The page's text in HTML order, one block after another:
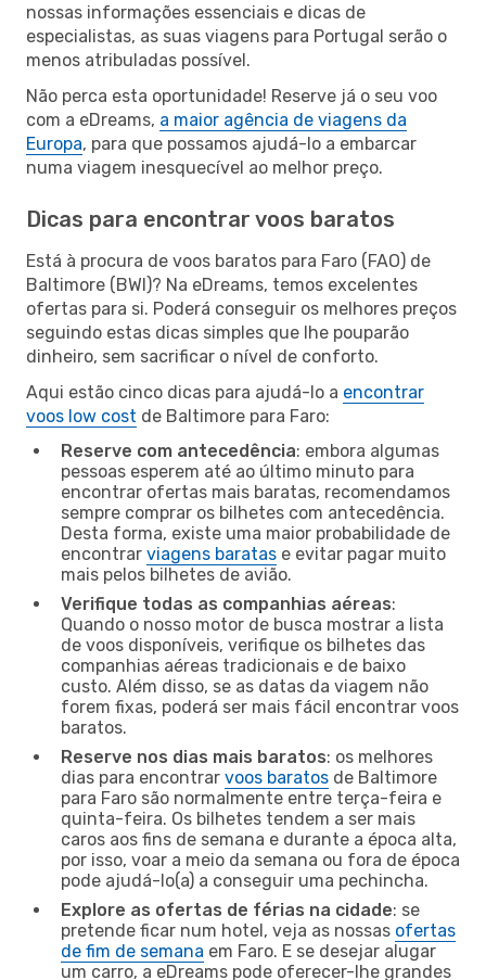
nossas informações essenciais e dicas de
especialistas, as suas viagens para Portugal serão o
menos atribuladas possível.
Não perca esta oportunidade! Reserve já o seu voo
com a eDreams, a maior agência de viagens da
Europa, para que possamos ajudá-lo a embarcar
numa viagem inesquecível ao melhor preço.
Dicas para encontrar voos baratos
Está à procura de voos baratos para Faro (FAO) de
Baltimore (BWI)? Na eDreams, temos excelentes
ofertas para si. Poderá conseguir os melhores preços
seguindo estas dicas simples que lhe pouparão
dinheiro, sem sacrificar o nível de conforto.
Aqui estão cinco dicas para ajudá-lo a encontrar
voos low cost de Baltimore para Faro:
Reserve com antecedência: embora algumas
pessoas esperem até ao último minuto para
encontrar ofertas mais baratas, recomendamos
sempre comprar os bilhetes com antecedência.
Desta forma, existe uma maior probabilidade de
encontrar viagens baratas e evitar pagar muito
mais pelos bilhetes de avião.
Verifique todas as companhias aéreas:
Quando o nosso motor de busca mostrar a lista
de voos disponíveis, verifique os bilhetes das
companhias aéreas tradicionais e de baixo
custo. Além disso, se as datas da viagem não
forem fixas, poderá ser mais fácil encontrar voos
baratos.
Reserve nos dias mais baratos: os melhores
dias para encontrar voos baratos de Baltimore
para Faro são normalmente entre terça-feira e
quinta-feira. Os bilhetes tendem a ser mais
caros aos fins de semana e durante a época alta,
por isso, voar a meio da semana ou fora de época
pode ajudá-lo(a) a conseguir uma pechincha.
Explore as ofertas de férias na cidade: se
pretende ficar num hotel, veja as nossas ofertas
de fim de semana em Faro. E se desejar alugar
um carro, a eDreams pode oferecer-lhe grandes